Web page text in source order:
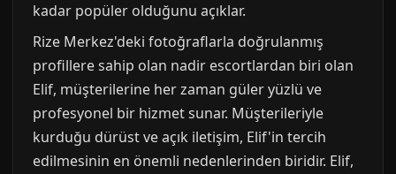
kadar popüler olduğunu açıklar.
Rize Merkez'deki fotoğraflarla doğrulanmış
profillere sahip olan nadir escortlardan biri olan
Elif, müşterilerine her zaman güler yüzlü ve
profesyonel bir hizmet sunar. Müşterileriyle
kurduğu dürüst ve açık iletişim, Elif'in tercih
edilmesinin en önemli nedenlerinden biridir. Elif,